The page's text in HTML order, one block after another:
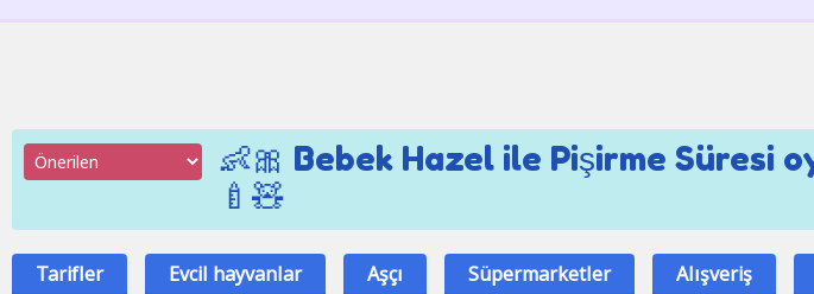
👶🎀 Bebek Hazel ile Pişirme Süresi
🍼🧸
Tarifler Evcil hayvanlar Aşçı Süpermarketler Alışveriş